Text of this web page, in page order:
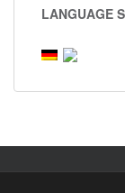
LANGUAGE